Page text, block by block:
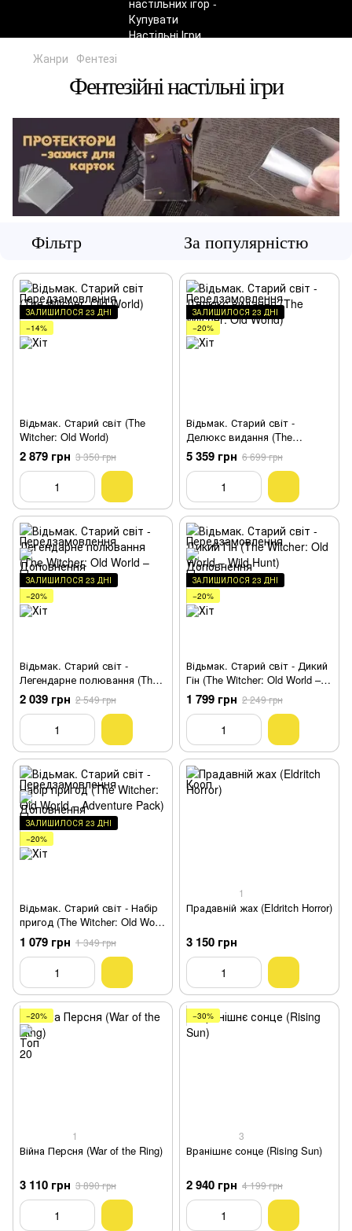
Жанри Фентезі
Фентезійні настільні ігри
Фільтр За популярністю
ЗАЛИШИЛОСЯ 23 ДНІ
−14%
Відьмак. Старий світ (The
Witcher: Old World)
2 879 грн 3 350 грн
ЗАЛИШИЛОСЯ 23 ДНІ
−20%
Відьмак. Старий світ -
Делюкс видання (The
Witcher: Old World)
5 359 грн 6 699 грн
ЗАЛИШИЛОСЯ 23 ДНІ
−20%
Відьмак. Старий світ -
Легендарне полювання (The
Witcher: Old World – Legendary
Hunt)
2 039 грн 2 549 грн
ЗАЛИШИЛОСЯ 23 ДНІ
−20%
Відьмак. Старий світ - Дикий
Гін (The Witcher: Old World –
Wild Hunt)
1 799 грн 2 249 грн
ЗАЛИШИЛОСЯ 23 ДНІ
−20%
Відьмак. Старий світ - Набір
пригод (The Witcher: Old World
– Adventure Pack)
1 079 грн 1 349 грн
1
Прадавній жах (Eldritch Horror)
3 150 грн
−20%
1
Війна Персня (War of the Ring)
3 110 грн 3 890 грн
−30%
3
Вранішнє сонце (Rising Sun)
2 940 грн 4 199 грн